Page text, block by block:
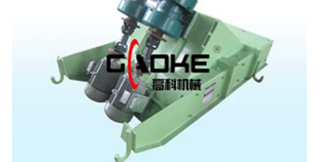
配套设备
筛分备件